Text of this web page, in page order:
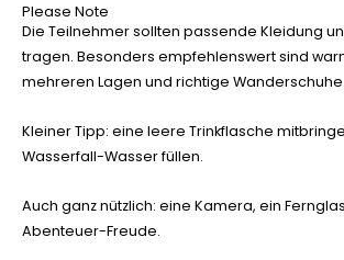
Please Note
Die Teilnehmer sollten passende Kleidung
tragen. Besonders empfehlenswert sind
mehreren Lagen und richtige Wanderschuhe.
Kleiner Tipp: eine leere Trinkflasche
Wasserfall-Wasser füllen.
Auch ganz nützlich: eine Kamera, ein
Abenteuer-Freude.